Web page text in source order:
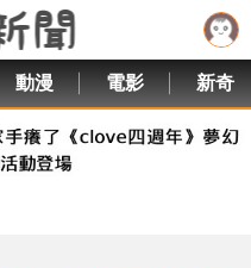
動漫 電影 新奇